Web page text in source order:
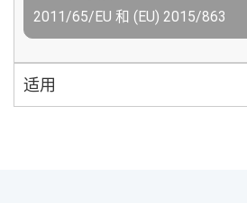
2011/65/EU 和 (EU) 2015/863
适用